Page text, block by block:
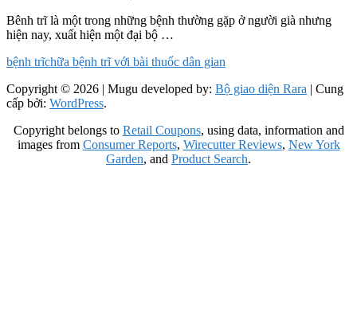
Bênh trĩ là một trong những bệnh thường gặp ở người già nhưng
hiện nay, xuất hiện một đại bộ …
bệnh trĩchữa bệnh trĩ với bài thuốc dân gian
Copyright © 2026 | Mugu developed by: Bộ giao diện Rara | Cung
cấp bởi: WordPress.
Copyright belongs to Retail Coupons, using data, information and
images from Consumer Reports, Wirecutter Reviews, New York
Garden, and Product Search.